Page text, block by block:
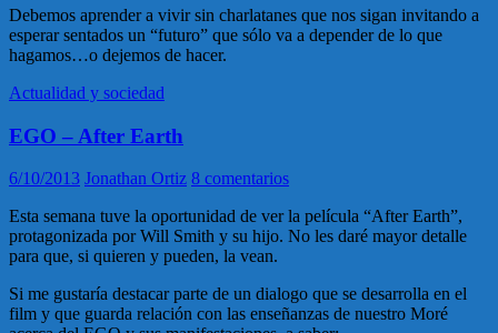
Debemos aprender a vivir sin charlatanes que nos sigan invitando a
esperar sentados un “futuro” que sólo va a depender de lo que
hagamos…o dejemos de hacer.
Actualidad y sociedad
EGO – After Earth
6/10/2013 Jonathan Ortiz 8 comentarios
Esta semana tuve la oportunidad de ver la película “After Earth”,
protagonizada por Will Smith y su hijo. No les daré mayor detalle
para que, si quieren y pueden, la vean.
Si me gustaría destacar parte de un dialogo que se desarrolla en el
film y que guarda relación con las enseñanzas de nuestro Moré